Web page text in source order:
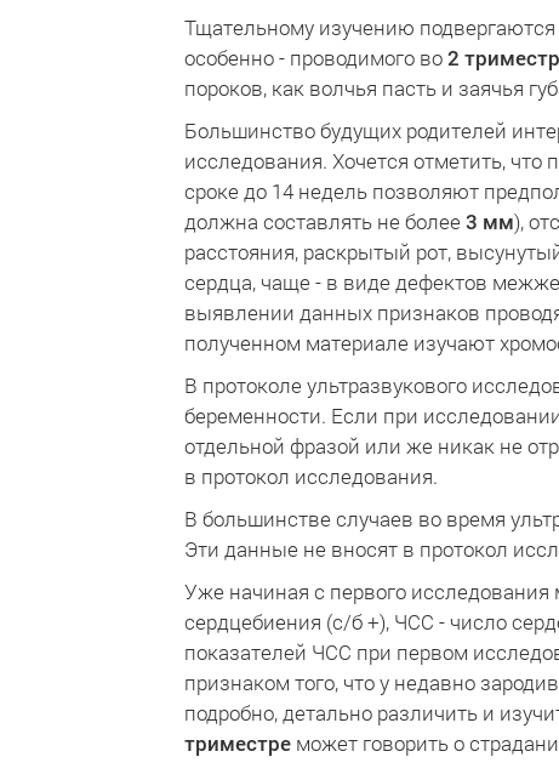
Тщательному изучению
особенно - проводимого во2
пороков, как волчья пасть и заячья
Большинство будущих родителей
исследования. Хочется отметить,
сроке до 14 недель позволяют
должна составлять не более 3 мм),
расстояния, раскрытый рот,
сердца, чаще - в виде дефектов
выявлении данных признаков
полученном материале изучают
В протоколе ультразвукового
беременности. Если при
отдельной фразой или же никак не
в протокол исследования.
В большинстве случаев во время
Эти данные не вносят в протокол
Уже начиная с первого
сердцебиения (с/б +), ЧСС - число
показателей ЧСС при первом
признаком того, что у недавно
подробно, детально различить и
триместре может говорить о